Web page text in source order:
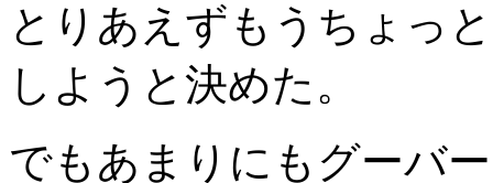
とりあえずもうちょっ
しようと決めた。
でもあまりにもグーバ